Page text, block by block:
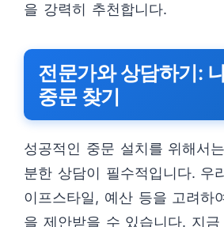
을 강력히 추천합니다.
전문가와 상담하기:
중문 찾기
성공적인 중문 설치를 위해서
분한 상담이 필수적입니다. 우
이프스타일, 예산 등을 고려하
을 제안받을 수 있습니다. 지